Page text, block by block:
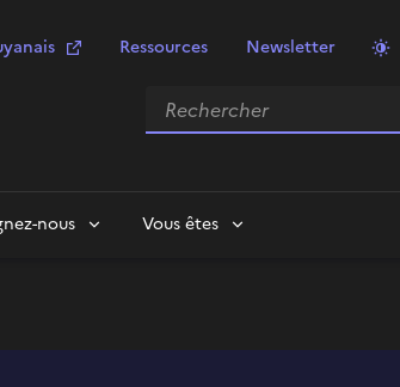
Ressources Newsletter
Rechercher
nous Vous êtes